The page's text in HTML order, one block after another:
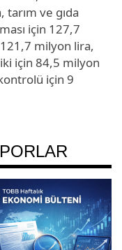
ve gıda
için 127,7
milyon lira,
için 84,5 milyon
için 9